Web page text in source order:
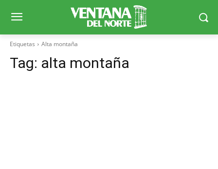
Etiquetas Alta montaña
Tag: alta montaña